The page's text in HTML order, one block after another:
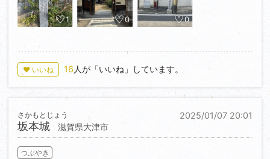
ん！
じゃあなぜいきたかったのかというと、実はこの城山
智光秀を物語るものはありませんでした。あるのは神
社と標柱だけ。
まあでも歴史的に考えるとこの淀古城が明智光秀の重
要拠点になっていたというのはよくわかりました。
また鳥羽伏見の戦い(戊辰戦争)も明治時代初期は当時
勃発していたところでもあり、多くの人が亡くなられ
た様です。
大阪と京都を結ぶ重要な場所であったことも推測され
ます。
1 0 0
♥ いいね 16 人が「いいね」しています。
2025/01/07 20:01
坂本城
さかもとじょう
滋賀県大津市
つぶやき